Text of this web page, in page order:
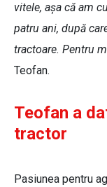
vitele, așa că am
patru ani, după
tractoare. Pentru
Teofan.
Teofan a
tractor
Pasiunea pentru